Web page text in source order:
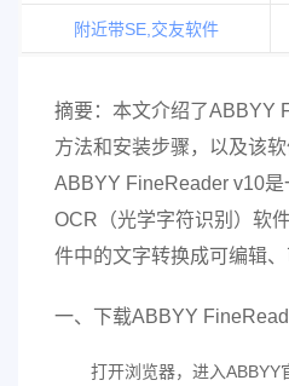
附近带SE,交友软件
摘要：本文介绍了ABBYY
方法和安装步骤，以及该
ABBYY FineReader v10是
OCR（光学字符识别）软
件中的文字转换成可编辑、
一、下载ABBYY
打开浏览器，进入ABBYY